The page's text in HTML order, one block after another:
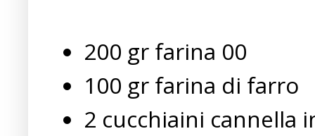
200 gr farina 00
100 gr farina di farro
2 cucchiaini cannella